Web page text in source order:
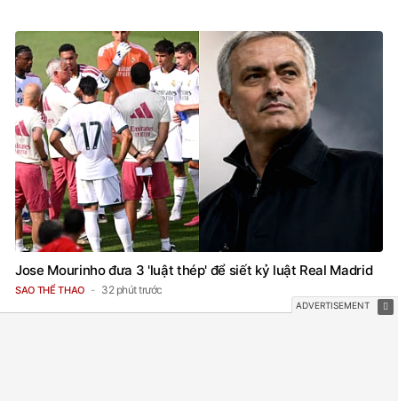
Jose Mourinho đưa 3 'luật thép' để siết kỷ luật Real Madrid
SAO THỂ THAO 32 phút trước